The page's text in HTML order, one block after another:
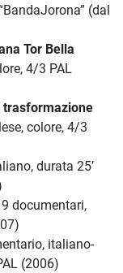
(dal
Tor Bella
4/3 PAL
trasformazione
colore, 4/3
durata 25’
9 documentari,
italiano-
(2006)